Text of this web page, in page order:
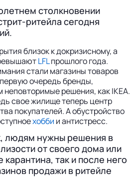
столкновении
ритейла сегодня
близок к докризисному, а
LFLпрошлого года.
стали магазины товаров
очередь бренды,
решения, как IKEA.
свое жилище теперь центр
покупателей. А обустройство
хобби и антистресс.
людям нужны решения в
от своего дома или
так и после него
продажи в ритейле